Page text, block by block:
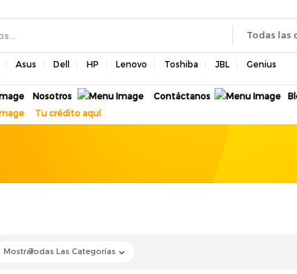
Todas las
Asus Dell HP Lenovo Toshiba JBL Genius
Nosotros Contáctanos
Tu crédito aquí
MostrarTodas Las Categorías